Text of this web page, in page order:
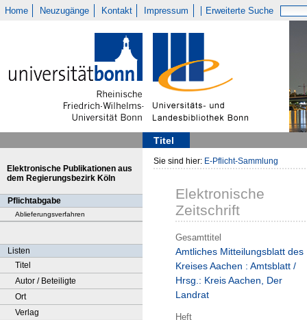
Home Neuzugänge Kontakt Impressum Erweiterte Suche
Titel
Elektronische Publikationen aus
dem Regierungsbezirk Köln
Pflichtabgabe
Ablieferungsverfahren
Listen
Titel
Autor / Beteiligte
Ort
Verlag
Sie sind hier: E-Pflicht-Sammlung
Elektronische
Zeitschrift
Gesamttitel
Amtliches Mitteilungsblatt des
Kreises Aachen : Amtsblatt /
Hrsg.: Kreis Aachen, Der
Landrat
Heft